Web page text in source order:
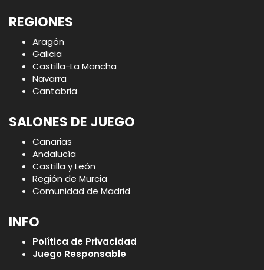
REGIONES
Aragón
Galicia
Castilla-La Mancha
Navarra
Cantabria
SALONES DE JUEGO
Canarias
Andalucía
Castilla y León
Región de Murcia
Comunidad de Madrid
INFO
Política de Privacidad
Juego Responsable